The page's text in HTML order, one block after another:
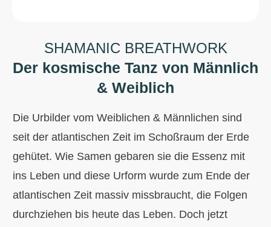
SHAMANIC BREATHWORK
Der kosmische Tanz von Männlich
& Weiblich
Die Urbilder vom Weiblichen & Männlichen sind
seit der atlantischen Zeit im Schoßraum der Erde
gehütet. Wie Samen gebaren sie die Essenz mit
ins Leben und diese Urform wurde zum Ende der
atlantischen Zeit massiv missbraucht, die Folgen
durchziehen bis heute das Leben. Doch jetzt